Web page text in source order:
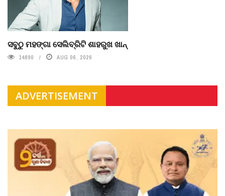
ସବୁଠୁ ମହଙ୍ଗା ସେଲିବ୍ରିଟି ଶାହରୁଖ ଖାନ୍
14890 AUG 06, 2026
ADVERTISEMENT